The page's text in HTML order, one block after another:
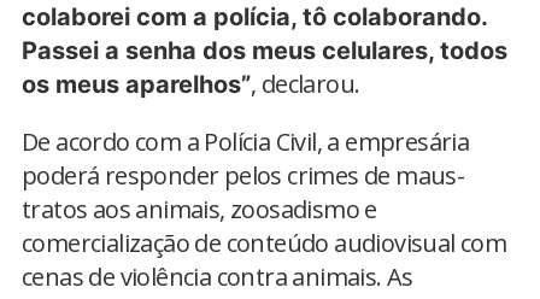
colaborei com a polícia, tô colaborando.
Passei a senha dos meus celulares, todos
os meus aparelhos”, declarou.
De acordo com a Polícia Civil, a empresária
poderá responder pelos crimes de maus-
tratos aos animais, zoosadismo e
comercialização de conteúdo audiovisual com
cenas de violência contra animais. As